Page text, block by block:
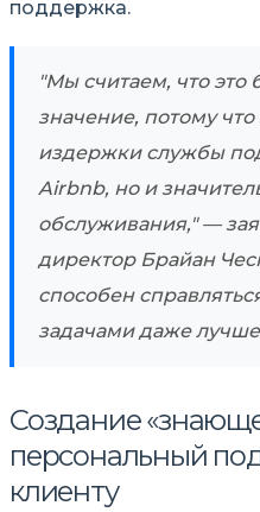
поддержка.
Мы считаем, что это
значение, потому что
издержки службы
Airbnb, но и
обслуживания, —
директор Брайан
способен
задачами даже
Создание
персональный
клиенту